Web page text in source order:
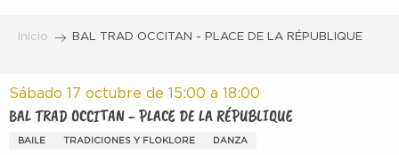
Inicio BAL TRAD OCCITAN - PLACE DE LA RÉPUBLIQUE
Sábado 17 octubre de 15:00 a 18:00
BAL TRAD OCCITAN - PLACE DE LA RÉPUBLIQUE
BAILE TRADICIONES Y FLOKLORE DANZA